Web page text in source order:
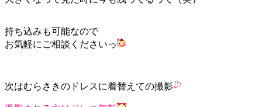
持ち込みも可能なので
お気軽にご相談くださいっ
次はむらさきのドレスに着替えての撮影